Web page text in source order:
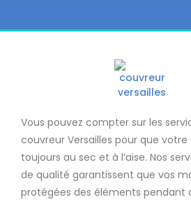
Vous pouvez compter sur les
couvreur Versailles pour que
toujours au sec et à l’aise. Nos
de qualité garantissent que vos
protégées des éléments pendant